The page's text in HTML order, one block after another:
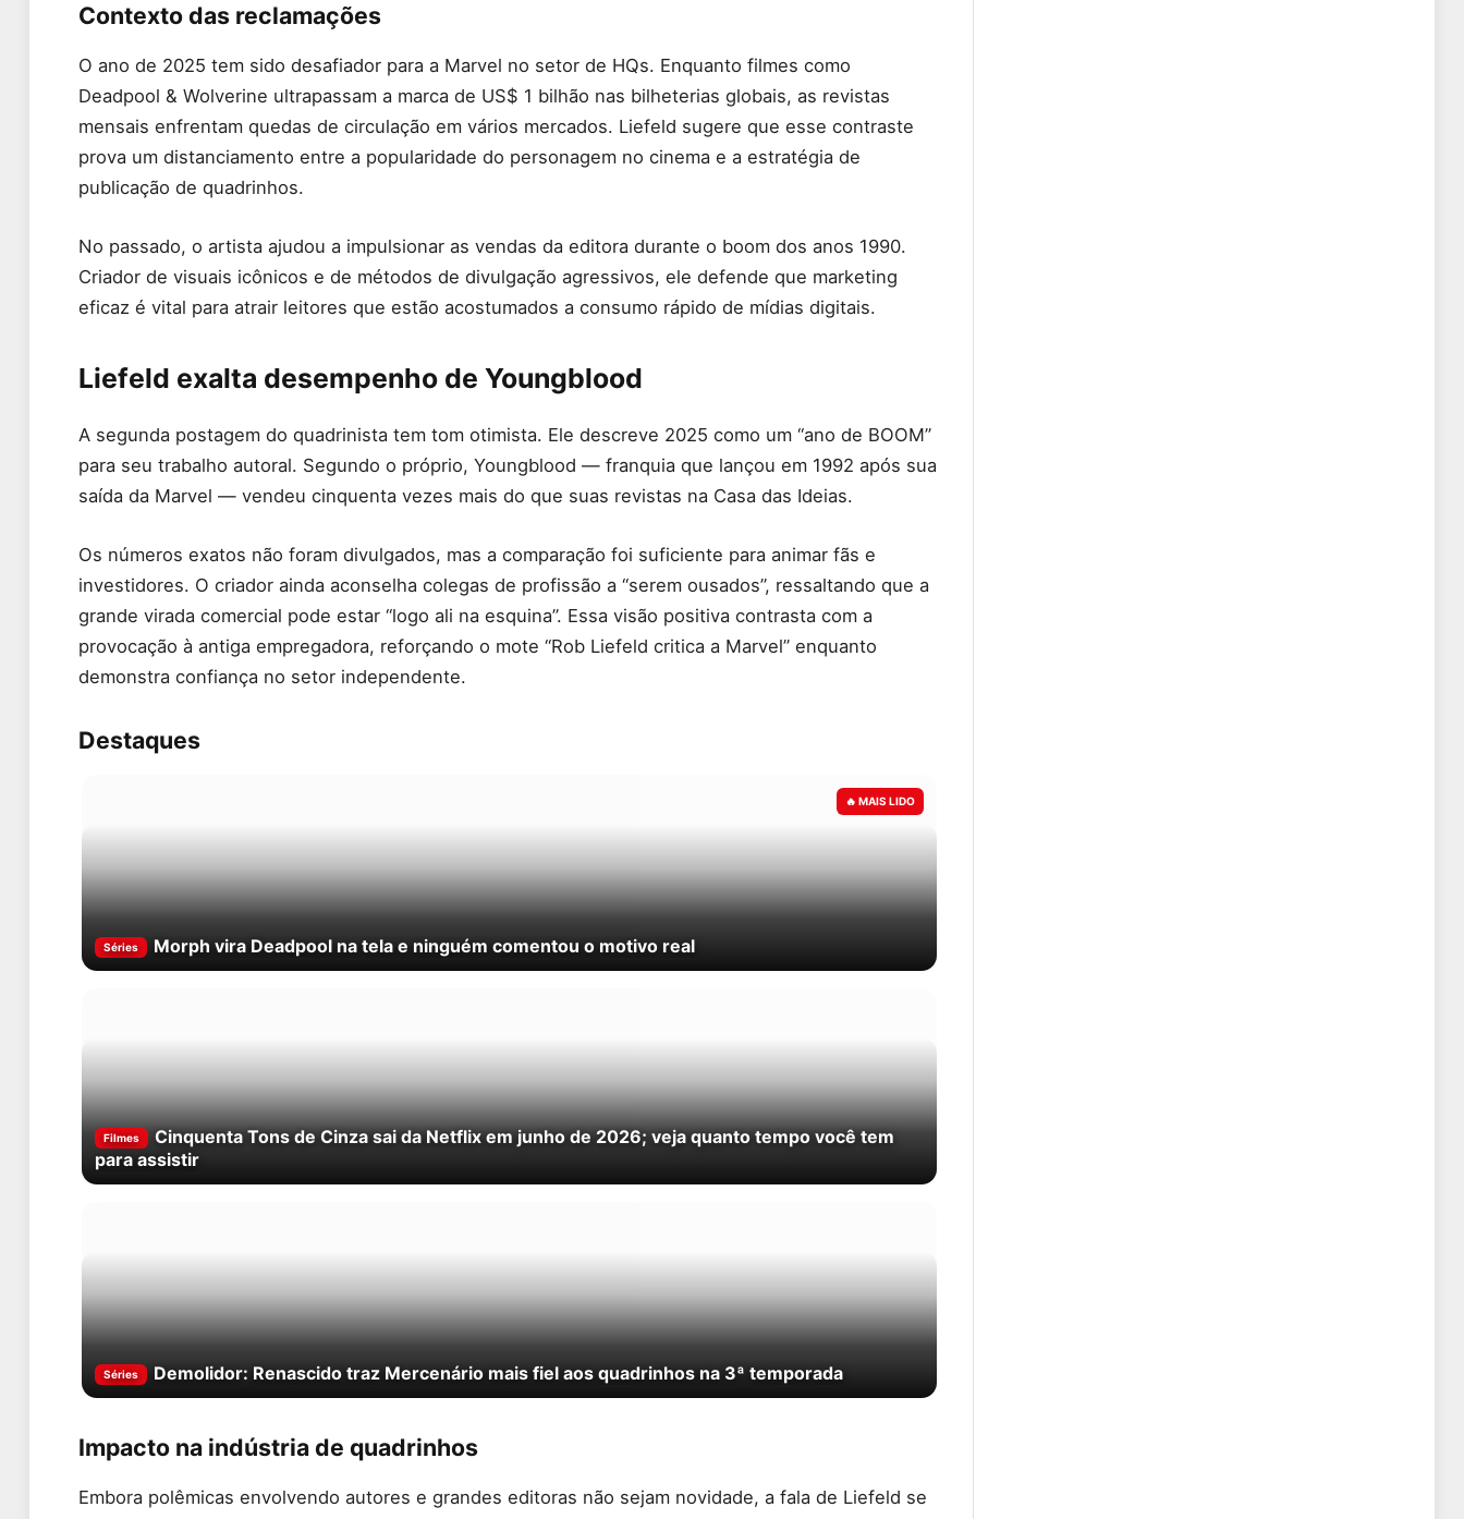
Contexto das reclamações
O ano de 2025 tem sido desafiador para a Marvel no setor de HQs. Enquanto filmes como
Deadpool & Wolverine ultrapassam a marca de US$ 1 bilhão nas bilheterias globais, as revistas
mensais enfrentam quedas de circulação em vários mercados. Liefeld sugere que esse contraste
prova um distanciamento entre a popularidade do personagem no cinema e a estratégia de
publicação de quadrinhos.
No passado, o artista ajudou a impulsionar as vendas da editora durante o boom dos anos 1990.
Criador de visuais icônicos e de métodos de divulgação agressivos, ele defende que marketing
eficaz é vital para atrair leitores que estão acostumados a consumo rápido de mídias digitais.
Liefeld exalta desempenho de Youngblood
A segunda postagem do quadrinista tem tom otimista. Ele descreve 2025 como um “ano de BOOM”
para seu trabalho autoral. Segundo o próprio, Youngblood — franquia que lançou em 1992 após sua
saída da Marvel — vendeu cinquenta vezes mais do que suas revistas na Casa das Ideias.
Os números exatos não foram divulgados, mas a comparação foi suficiente para animar fãs e
investidores. O criador ainda aconselha colegas de profissão a “serem ousados”, ressaltando que a
grande virada comercial pode estar “logo ali na esquina”. Essa visão positiva contrasta com a
provocação à antiga empregadora, reforçando o mote “Rob Liefeld critica a Marvel” enquanto
demonstra confiança no setor independente.
Destaques
Séries Morph vira Deadpool na tela e ninguém comentou o motivo real
Filmes
Cinquenta Tons de Cinza sai da Netflix em junho de 2026; veja quanto tempo você tem
para assistir
Séries Demolidor: Renascido traz Mercenário mais fiel aos quadrinhos na 3ª temporada
Impacto na indústria de quadrinhos
Embora polêmicas envolvendo autores e grandes editoras não sejam novidade, a fala de Liefeld se